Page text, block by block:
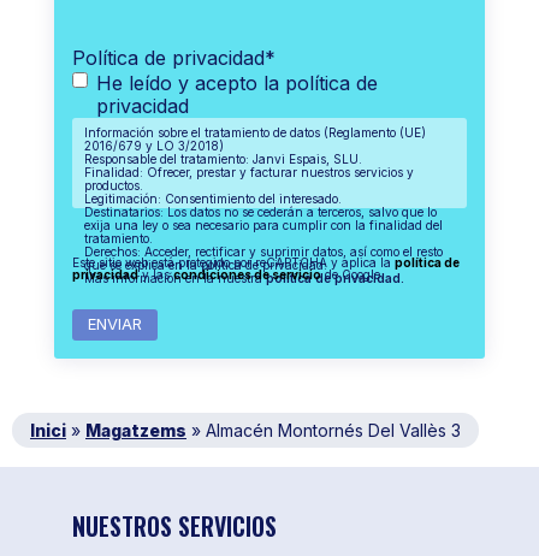
Política de privacidad*
He leído y acepto la política de
privacidad
Información sobre el tratamiento de datos (Reglamento (UE)
2016/679 y LO 3/2018)
Responsable del tratamiento: Janvi Espais, SLU.
Finalidad: Ofrecer, prestar y facturar nuestros servicios y
productos.
Legitimación: Consentimiento del interesado.
Destinatarios: Los datos no se cederán a terceros, salvo que lo
exija una ley o sea necesario para cumplir con la finalidad del
tratamiento.
Derechos: Acceder, rectificar y suprimir datos, así como el resto
que se explica en la política de privacidad.
Más información en la nuestrapolítica de privacidad.
Este sitio web está protegido por reCAPTCHA y aplica la política de
privacidady lascondiciones de serviciode Google.
Inici » Magatzems » Almacén Montornés Del Vallès 3
NUESTROS SERVICIOS